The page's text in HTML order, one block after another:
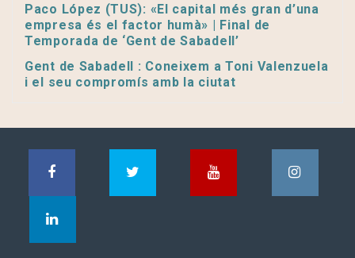
Paco López (TUS): «El capital més gran d’una
empresa és el factor humà» | Final de
Temporada de ‘Gent de Sabadell’
Gent de Sabadell : Coneixem a Toni Valenzuela
i el seu compromís amb la ciutat